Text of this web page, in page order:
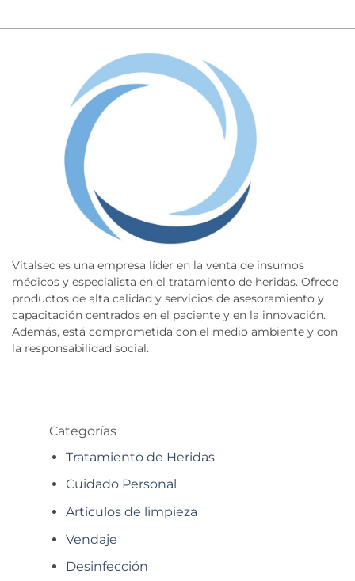
Vitalsec es una empresa líder en la venta de insumos
médicos y especialista en el tratamiento de heridas. Ofrece
productos de alta calidad y servicios de asesoramiento y
capacitación centrados en el paciente y en la innovación.
Además, está comprometida con el medio ambiente y con
la responsabilidad social.
Categorías
Tratamiento de Heridas
Cuidado Personal
Artículos de limpieza
Vendaje
Desinfección